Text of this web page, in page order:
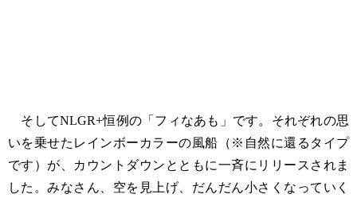
そしてNLGR+恒例の「フィなあも」です。それぞれの思
いを乗せたレインボーカラーの風船（※自然に還るタイプ
です）が、カウントダウンとともに一斉にリリースされま
した。みなさん、空を見上げ、だんだん小さくなっていく